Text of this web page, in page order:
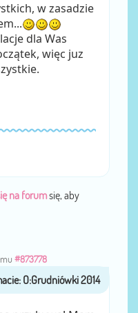
w zasadzie
dla Was
więc juz
na forumsię, aby
#873778